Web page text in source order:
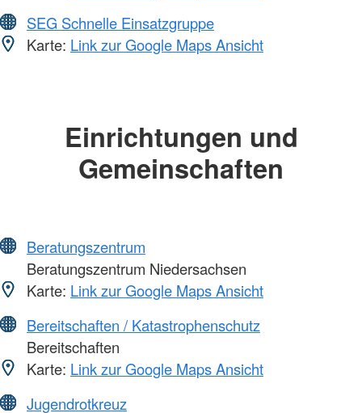
SEG Schnelle Einsatzgruppe
Karte: Link zur Google Maps Ansicht
Einrichtungen und
Gemeinschaften
Beratungszentrum
Beratungszentrum Niedersachsen
Karte: Link zur Google Maps Ansicht
Bereitschaften / Katastrophenschutz
Bereitschaften
Karte: Link zur Google Maps Ansicht
Jugendrotkreuz